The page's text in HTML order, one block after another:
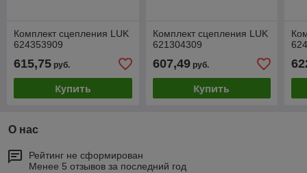
Комплект сцепления LUK
624353909
615,75 руб.
Купить
Комплект сцепления LUK
621304309
607,49руб.
Купить
О нас
Рейтинг не сформирован
Менее 5 отзывов за последний год